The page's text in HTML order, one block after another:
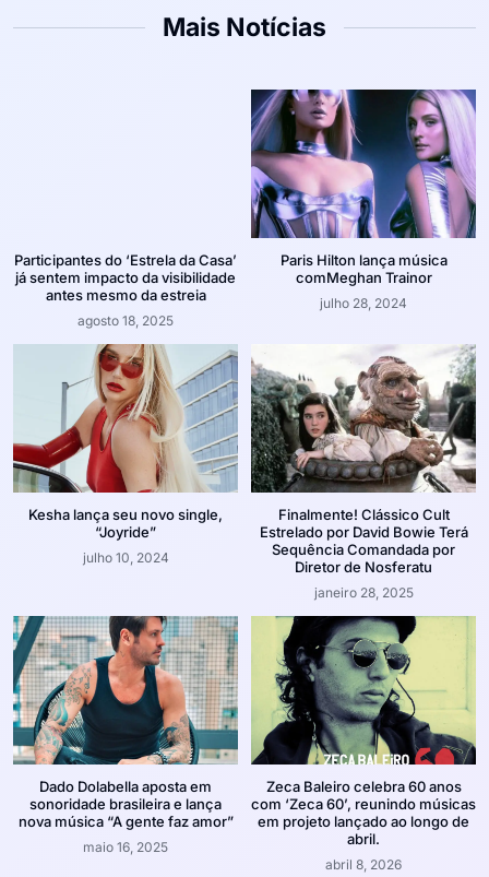
Mais Notícias
Participantes do ‘Estrela da Casa’
já sentem impacto da visibilidade
antes mesmo da estreia
agosto 18, 2025
Paris Hilton lança música
comMeghan Trainor
julho 28, 2024
Kesha lança seu novo single,
“Joyride”
julho 10, 2024
Finalmente! Clássico Cult
Estrelado por David Bowie Terá
Sequência Comandada por
Diretor de Nosferatu
janeiro 28, 2025
Dado Dolabella aposta em
sonoridade brasileira e lança
nova música “A gente faz amor”
maio 16, 2025
Zeca Baleiro celebra 60 anos
com ‘Zeca 60’, reunindo músicas
em projeto lançado ao longo de
abril.
abril 8, 2026